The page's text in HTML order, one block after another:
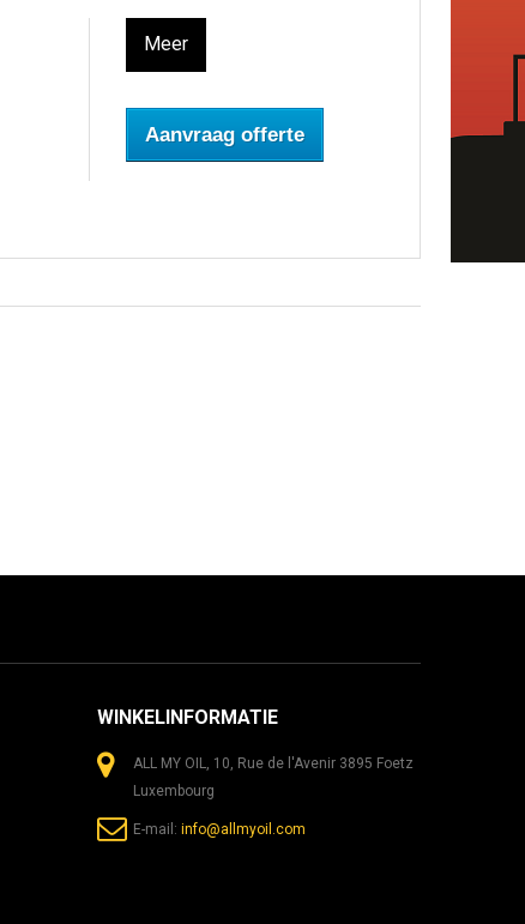
Meer
Aanvraag offerte
WINKELINFORMATIE
ALL MY OIL, 10, Rue de l'Avenir 3895 Foetz
Luxembourg
E-mail: info@allmyoil.com